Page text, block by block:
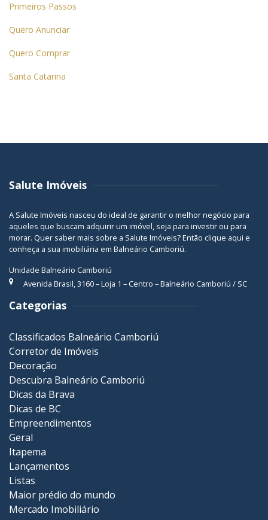
Primeiros Passos
Quero Anunciar
Quero Comprar
Santa Catarina
Salute Imóveis
A Salute Imóveis nasceu do ideal de garantir o melhor negócio para
aqueles que buscam adquirir um imóvel, seja para investir ou para
morar. Quer saber mais sobre a Salute Imóveis? Então clique aqui e
conheça a sua imobiliária em Balneário Camboriú.
Unidade Balneário Camboriú
Avenida Brasil, 3160 – Loja 1 – Centro – Balneário Camboriú / SC
Categorias
Classificados Balneário Camboriú
Corretor de Imóveis
Decoração
Descubra Balneário Camboriú
Dicas da Brava
Dicas de BC
Empreendimentos
Geral
Itapema
Lançamentos
Listas
Maior prédio do mundo
Mercado Imobiliário